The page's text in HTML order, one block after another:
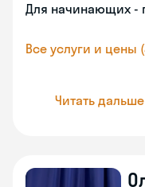
Для начинающих -
Все услуги и цены
Читать дальше